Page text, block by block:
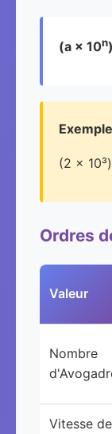
(a × 10n)
(2 ×
Ordres
Valeur
Nombre
Vitesse de